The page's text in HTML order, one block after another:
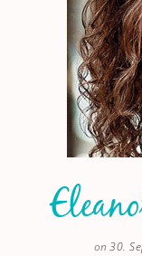
on30.